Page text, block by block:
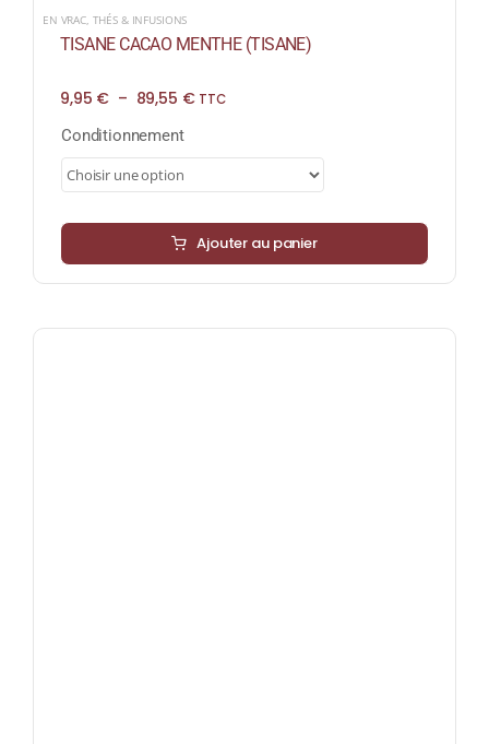
EN VRAC, THÉS & INFUSIONS
TISANE CACAO MENTHE (TISANE)
9,95 € – 89,55 €Plage
TTC
Conditionnement
Ajouter au panier